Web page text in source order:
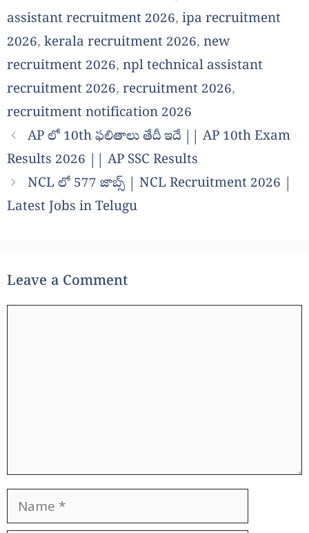
assistant recruitment 2026, ipa recruitment
2026, kerala recruitment 2026, new
recruitment 2026, npl technical assistant
recruitment 2026, recruitment 2026,
recruitment notification 2026
AP లో 10th ఫలితాలు తేదీ ఇదే || AP 10th Exam
Results 2026 || AP SSC Results
NCL లో 577 జాబ్స్ | NCL Recruitment 2026 |
Latest Jobs in Telugu
Leave a Comment
Name